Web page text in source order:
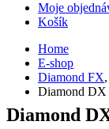
Moje
Košík
Home
E-shop
Diamond FX,
Diamond DX
Diamond